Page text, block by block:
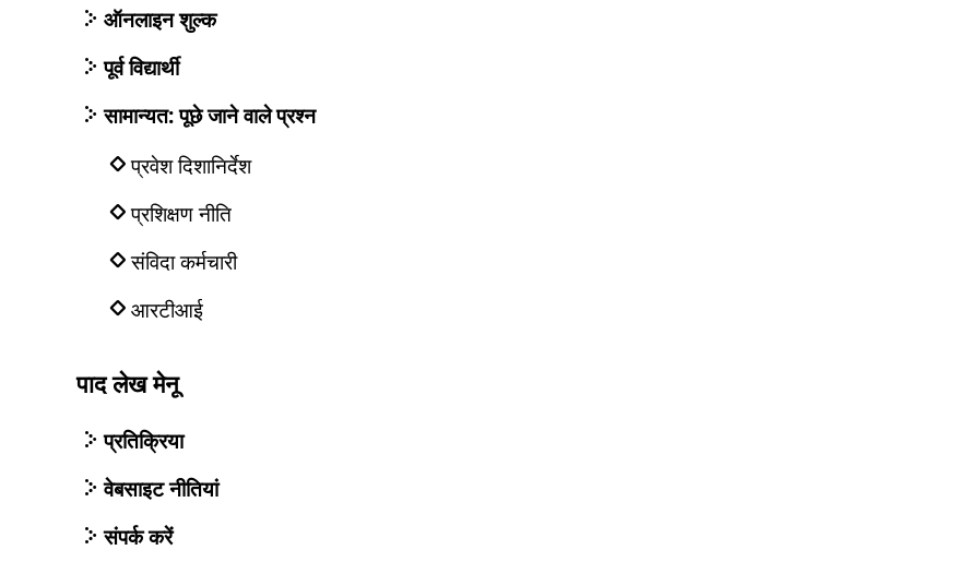
ऑनलाइन शुल्क
पूर्व विद्यार्थी
सामान्यत: पूछे जाने वाले प्रश्न
प्रवेश दिशानिर्देश
प्रशिक्षण नीति
संविदा कर्मचारी
आरटीआई
पाद लेख मेनू
प्रतिक्रिया
वेबसाइट नीतियां
संपर्क करें